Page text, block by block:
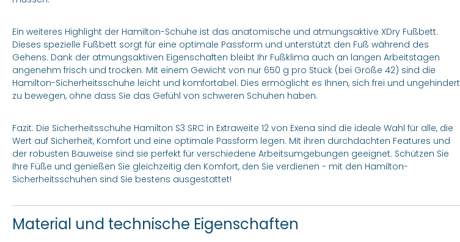
Ein weiteres Highlight der Hamilton-Schuhe ist das anatomische und atmungsaktive XDry Fußbett.
Dieses spezielle Fußbett sorgt für eine optimale Passform und unterstützt den Fuß während des
Gehens. Dank der atmungsaktiven Eigenschaften bleibt Ihr Fußklima auch an langen Arbeitstagen
angenehm frisch und trocken. Mit einem Gewicht von nur 650 g pro Stück (bei Größe 42) sind die
Hamilton-Sicherheitsschuhe leicht und komfortabel. Dies ermöglicht es Ihnen, sich frei und ungehindert
zu bewegen, ohne dass Sie das Gefühl von schweren Schuhen haben.
Fazit: Die Sicherheitsschuhe Hamilton S3 SRC in Extraweite 12 von Exena sind die ideale Wahl für alle, die
Wert auf Sicherheit, Komfort und eine optimale Passform legen. Mit ihren durchdachten Features und
der robusten Bauweise sind sie perfekt für verschiedene Arbeitsumgebungen geeignet. Schützen Sie
Ihre Füße und genießen Sie gleichzeitig den Komfort, den Sie verdienen - mit den Hamilton-
Sicherheitsschuhen sind Sie bestens ausgestattet!
Material und technische Eigenschaften